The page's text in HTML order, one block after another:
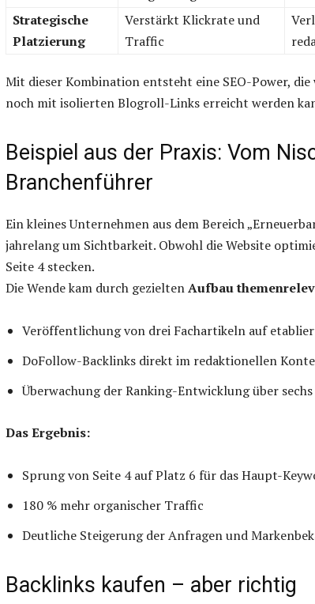
Strategische
Platzierung
Verstärkt Klickrate und
Traffic
Mit dieser Kombination entsteht eine SEO-Power,
noch mit isolierten Blogroll-Links erreicht werden
Beispiel aus der Praxis: Vom
Branchenführer
Ein kleines Unternehmen aus dem Bereich
jahrelang um Sichtbarkeit. Obwohl die Website
Seite 4 stecken.
Die Wende kam durch gezieltenAufbau
Veröffentlichung von drei Fachartikeln auf
DoFollow-Backlinks direkt im redaktionellen
Überwachung der Ranking-Entwicklung über
Das Ergebnis:
Sprung von Seite 4 auf Platz 6 für das Haupt-
180 % mehr organischer Traffic
Deutliche Steigerung der Anfragen und
Backlinks kaufen – aber richtig